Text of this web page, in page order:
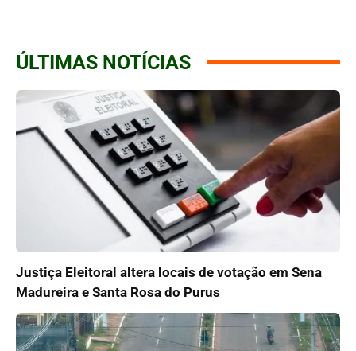
ÚLTIMAS NOTÍCIAS
Justiça Eleitoral altera locais de votação em Sena
Madureira e Santa Rosa do Purus